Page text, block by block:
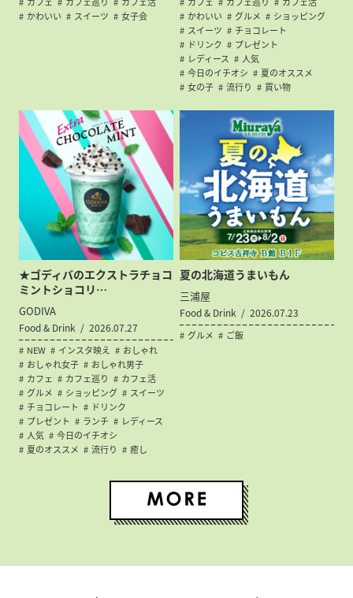
かわいい
スイーツ 女子会
かわいい
グルメ
ショッピング
スイーツ
チョコレート
ドリンク
プレゼント
レディース
人気
今日のイチオシ
夏のオススメ
女の子
流行り 買い物
★ゴディバのエクストラチョコ
ミントショコリ…
GODIVA
Food & Drink 2026.07.27
NEW インスタ映え
おしゃれ
おしゃれ女子
おしゃれ男子
カフェ
カフェ巡り
カフェ活
グルメ
ショッピング
スイーツ
チョコレート
ドリンク
プレゼント
ランチ
レディース
人気
今日のイチオシ
夏のオススメ
流行り 癒し
夏の北海道うまいもん
三浦屋
Food & Drink 2026.07.23
グルメ ご飯